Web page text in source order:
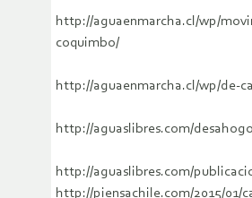
http://aguaenmarcha.cl/wp/
coquimbo/
http://aguaenmarcha.cl/wp/de-
http://aguaslibres.com/
http://aguaslibres.com/
http://piensachile.com/2015/01/